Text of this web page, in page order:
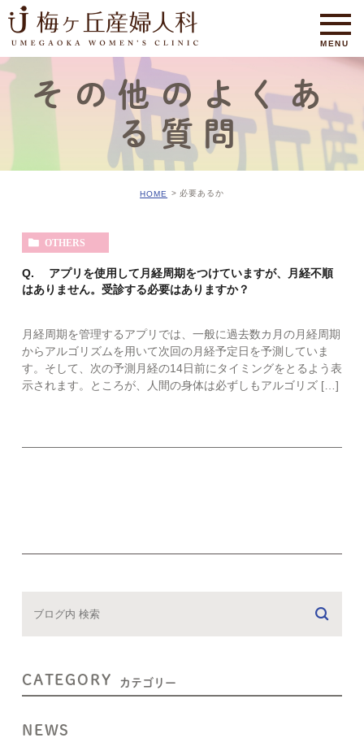
その他のよくあ
る質問
HOME 必要あるか
OTHERS
Q. アプリを使用して月経周期をつけていますが、月経不順
はありません。受診する必要はありますか？
月経周期を管理するアプリでは、一般に過去数カ月の月経周期
からアルゴリズムを用いて次回の月経予定日を予測していま
す。そして、次の予測月経の14日前にタイミングをとるよう表
示されます。ところが、人間の身体は必ずしもアルゴリズ […]
CATEGORY カテゴリー
NEWS